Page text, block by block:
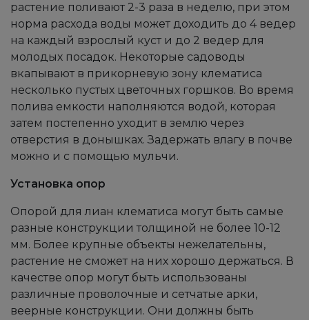
растение поливают 2-3 раза в неделю, при этом
норма расхода воды может доходить до 4 ведер
на каждый взрослый куст и до 2 ведер для
молодых посадок. Некоторые садоводы
вкапывают в прикорневую зону клематиса
несколько пустых цветочных горшков. Во время
полива емкости наполняются водой, которая
затем постепенно уходит в землю через
отверстия в донышках. Задержать влагу в почве
можно и с помощью мульчи.
Установка опор
Опорой для лиан клематиса могут быть самые
разные конструкции толщиной не более 10-12
мм. Более крупные объекты нежелательны,
растение не сможет на них хорошо держаться. В
качестве опор могут быть использованы
различные проволочные и сетчатые арки,
веерные конструкции. Они должны быть